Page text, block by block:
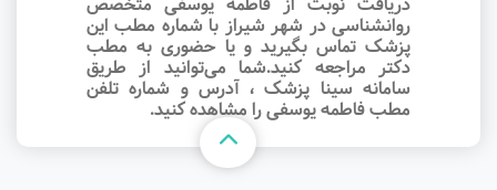
روانشناسی در شهر شیراز با شماره مطب این
پزشک تماس بگیرید و یا حضوری به مطب
دکتر مراجعه کنید.شما می‌توانید از طریق
سامانه سینا پزشک ، آدرس و شماره تلفن
مطب فاطمه یوسفی را مشاهده کنید.